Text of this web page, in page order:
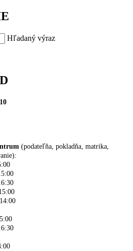
Hľadaný výraz
(podateľňa, pokladňa, matrika,